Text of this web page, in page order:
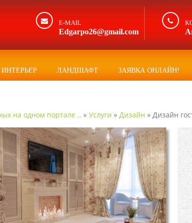
E-MAIL
Edgarpo26@gmail.com
ИНТЕРЬЕР ЛАНДШАФТ ЗАЯВКА ОНЛАЙН!
на одном портале .. » Услуги » Дизайн » Дизайн